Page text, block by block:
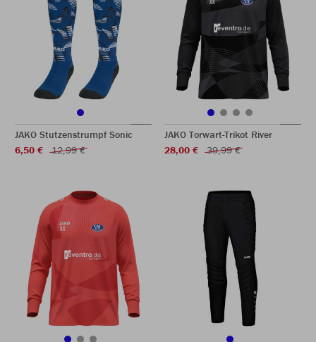
JAKO Stutzenstrumpf Sonic
6,50 €
12,99 €
JAKO Torwart-Trikot River
28,00 €
39,99 €